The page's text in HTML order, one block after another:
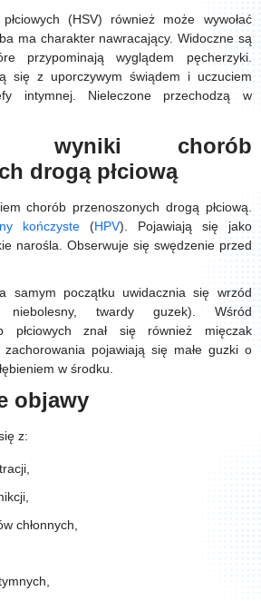
(HSV) również może wywołać
ma charakter nawracający. Widoczne są
przypominają wyglądem pęcherzyki.
się z uporczywym świądem i uczuciem
intymnej. Nieleczone przechodzą w
wyniki chorób
drogą płciową
chorób przenoszonych drogą płciową.
kończyste(HPV). Pojawiają się jako
narośla. Obserwuje się swędzenie przed
samym początku uwidacznia się wrzód
niebolesny, twardy guzek). Wśród
płciowych znał się również mięczak
pojawiają się małe guzki o
w środku.
objawy
z:
chłonnych,